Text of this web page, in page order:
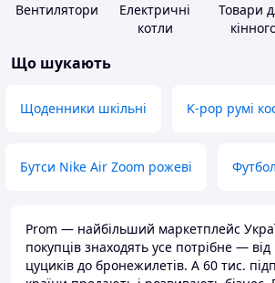
Вентилятори
Електричні
котли
Товари
Що шукають
Щоденники шкільні K-pop румі
Бутси Nike Air Zoom рожеві
Prom — найбільший маркетплейс
покупців знаходять усе потрібне —
цуциків до бронежилетів. А 60 тис.